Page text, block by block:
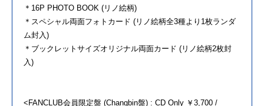
＊16P PHOTO BOOK (リノ絵柄)
＊スペシャル両面フォトカード (リノ絵柄全3種より1枚ランダ
ム封入)
＊ブックレットサイズオリジナル両面カード (リノ絵柄2枚封
入)
<FANCLUB会員限定盤 (Changbin盤) : CD Only ￥3,700 /